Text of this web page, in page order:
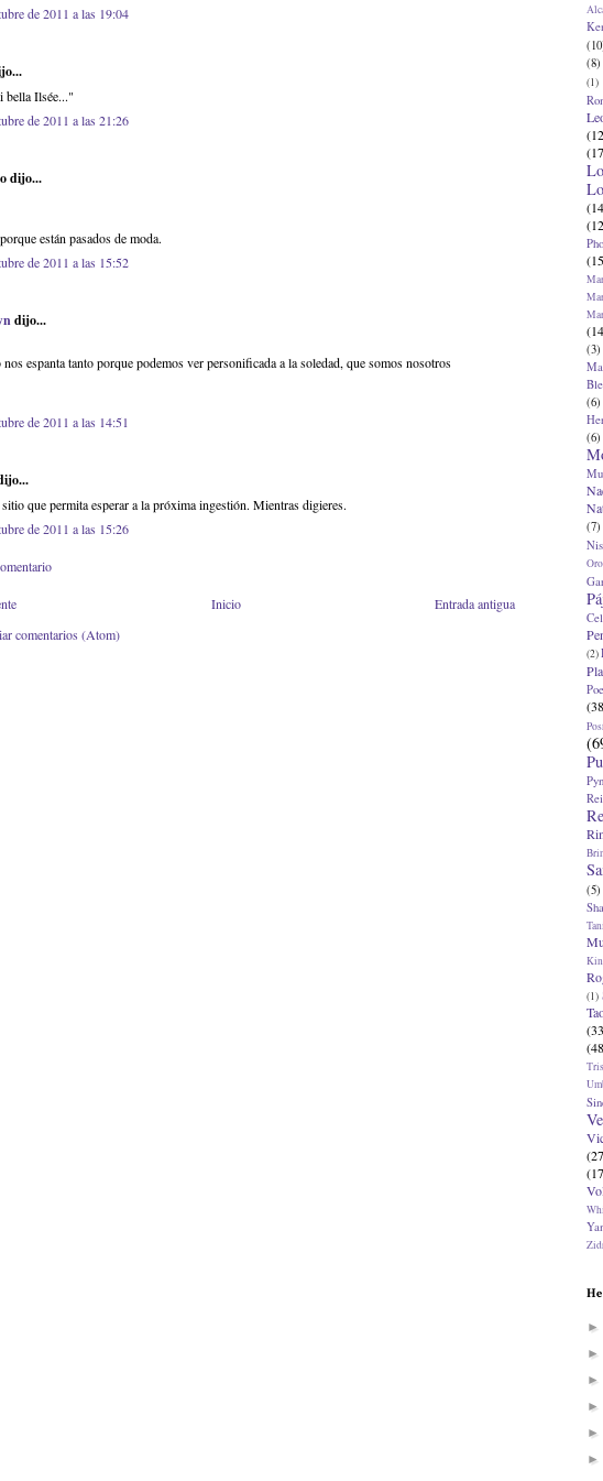
de 2011 a las 19:04
bella Ilsée..."
de 2011 a las 21:26
dijo...
están pasados de moda.
de 2011 a las 15:52
dijo...
nos espanta tanto porque podemos ver personificada a la soledad, que somos nosotros
de 2011 a las 14:51
que permita esperar a la próxima ingestión. Mientras digieres.
de 2011 a las 15:26
Entrada antigua
Inicio
comentarios (Atom)
(8)
(1)
(3)
(6)
(6)
(7)
(2)
(5)
(1)
►
►
►
►
►
►